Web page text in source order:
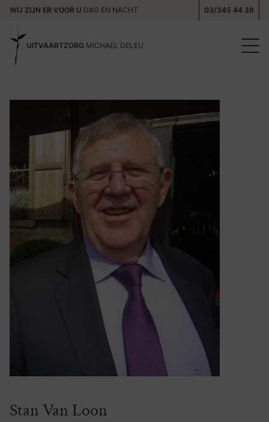
WIJ ZIJN ER VOOR U DAG EN NACHT 03/345 44 38
UITVAARTZORG MICHAEL DELEU
Stan Van Loon